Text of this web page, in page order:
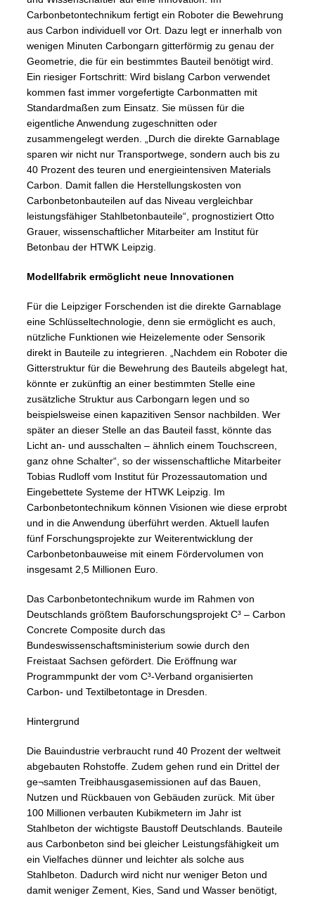
Carbonbetontechnikum fertigt ein Roboter die Bewehrung
aus Carbon individuell vor Ort. Dazu legt er innerhalb von
wenigen Minuten Carbongarn gitterförmig zu genau der
Geometrie, die für ein bestimmtes Bauteil benötigt wird.
Ein riesiger Fortschritt: Wird bislang Carbon verwendet
kommen fast immer vorgefertigte Carbonmatten mit
Standardmaßen zum Einsatz. Sie müssen für die
eigentliche Anwendung zugeschnitten oder
zusammengelegt werden. „Durch die direkte Garnablage
sparen wir nicht nur Transportwege, sondern auch bis zu
40 Prozent des teuren und energieintensiven Materials
Carbon. Damit fallen die Herstellungskosten von
Carbonbetonbauteilen auf das Niveau vergleichbar
leistungsfähiger Stahlbetonbauteile“, prognostiziert Otto
Grauer, wissenschaftlicher Mitarbeiter am Institut für
Betonbau der HTWK Leipzig.
Modellfabrik ermöglicht neue Innovationen
Für die Leipziger Forschenden ist die direkte Garnablage
eine Schlüsseltechnologie, denn sie ermöglicht es auch,
nützliche Funktionen wie Heizelemente oder Sensorik
direkt in Bauteile zu integrieren. „Nachdem ein Roboter die
Gitterstruktur für die Bewehrung des Bauteils abgelegt hat,
könnte er zukünftig an einer bestimmten Stelle eine
zusätzliche Struktur aus Carbongarn legen und so
beispielsweise einen kapazitiven Sensor nachbilden. Wer
später an dieser Stelle an das Bauteil fasst, könnte das
Licht an- und ausschalten – ähnlich einem Touchscreen,
ganz ohne Schalter“, so der wissenschaftliche Mitarbeiter
Tobias Rudloff vom Institut für Prozessautomation und
Eingebettete Systeme der HTWK Leipzig. Im
Carbonbetontechnikum können Visionen wie diese erprobt
und in die Anwendung überführt werden. Aktuell laufen
fünf Forschungsprojekte zur Weiterentwicklung der
Carbonbetonbauweise mit einem Fördervolumen von
insgesamt 2,5 Millionen Euro.
Das Carbonbetontechnikum wurde im Rahmen von
Deutschlands größtem Bauforschungsprojekt C³ – Carbon
Concrete Composite durch das
Bundeswissenschaftsministerium sowie durch den
Freistaat Sachsen gefördert. Die Eröffnung war
Programmpunkt der vom C³-Verband organisierten
Carbon- und Textilbetontage in Dresden.
Hintergrund
Die Bauindustrie verbraucht rund 40 Prozent der weltweit
abgebauten Rohstoffe. Zudem gehen rund ein Drittel der
ge¬samten Treibhausgasemissionen auf das Bauen,
Nutzen und Rückbauen von Gebäuden zurück. Mit über
100 Millionen verbauten Kubikmetern im Jahr ist
Stahlbeton der wichtigste Baustoff Deutschlands. Bauteile
aus Carbonbeton sind bei gleicher Leistungsfähigkeit um
ein Vielfaches dünner und leichter als solche aus
Stahlbeton. Dadurch wird nicht nur weniger Beton und
damit weniger Zement, Kies, Sand und Wasser benötigt,